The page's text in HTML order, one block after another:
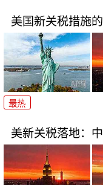
美国新关税措施
最热
美新关税落地：